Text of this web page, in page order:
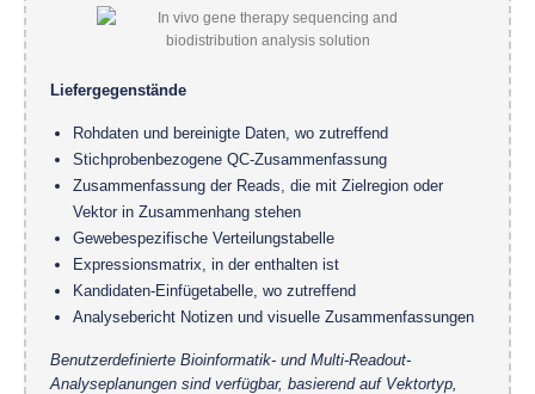
Liefergegenstände
Rohdaten und bereinigte Daten, wo zutreffend
Stichprobenbezogene QC-Zusammenfassung
Zusammenfassung der Reads, die mit Zielregion oder
Vektor in Zusammenhang stehen
Gewebespezifische Verteilungstabelle
Expressionsmatrix, in der enthalten ist
Kandidaten-Einfügetabelle, wo zutreffend
Analysebericht Notizen und visuelle Zusammenfassungen
Benutzerdefinierte Bioinformatik- und Multi-Readout-
Analyseplanungen sind verfügbar, basierend auf Vektortyp,